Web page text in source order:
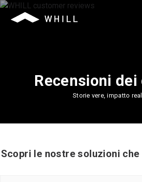
Recensioni
Storie vere, impatto
Scopri le nostre soluzioni